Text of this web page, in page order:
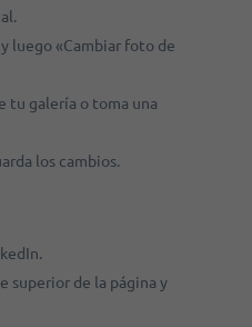
luego «Cambiar foto de
tu galería o toma una
los cambios.
superior de la página y